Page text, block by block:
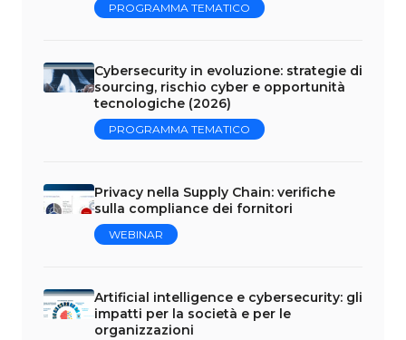
PROGRAMMA TEMATICO
Cybersecurity in evoluzione: strategie di
sourcing, rischio cyber e opportunità
tecnologiche (2026)
PROGRAMMA TEMATICO
Privacy nella Supply Chain: verifiche
sulla compliance dei fornitori
WEBINAR
Artificial intelligence e cybersecurity: gli
impatti per la società e per le
organizzazioni